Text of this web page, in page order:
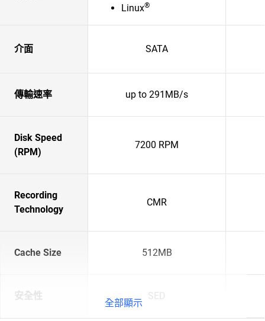
Linux®
介面 SATA
傳輸速率 up to 291MB/s
Disk Speed
(RPM)
7200 RPM
Recording
Technology
CMR
Cache Size 512MB
安全性 SED
全部顯示